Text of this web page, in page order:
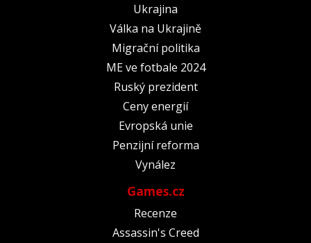
Ukrajina
Válka na Ukrajině
Migrační politika
ME ve fotbale 2024
Ruský prezident
Ceny energií
Evropská unie
Penzijní reforma
Vynález
Games.cz
Recenze
Assassin's Creed